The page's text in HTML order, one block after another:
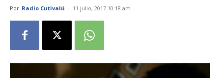
Por Radio Cutivalú - 11 julio, 2017 10:18 am